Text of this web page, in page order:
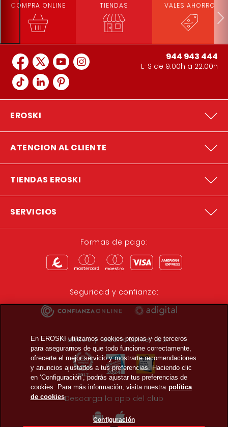
COMPRA ONLINE TIENDAS VALES AHORRO
944 943 444
L-S de 9:00h a 22:00h
EROSKI
ATENCION AL CLIENTE
TIENDAS EROSKI
SERVICIOS
Formas de pago:
Seguridad y confianza:
Premios y reconocimientos:
Descarga la app del club
En EROSKI utilizamos cookies propias y de terceros
para asegurarnos de que todo funcione correctamente,
ofrecerte el mejor servicio y mostrarte recomendaciones
y anuncios ajustados a tus preferencias. Haciendo clic
en ‘Configuración’, podrás ajustar tus preferencias de
cookies. Para más información, visita nuestra política
de cookies
Configuración